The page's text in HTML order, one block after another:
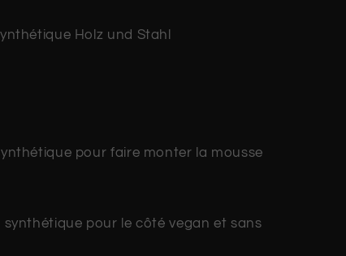
Holz und Stahl
pour faire monter la mousse
pour le côté vegan et sans